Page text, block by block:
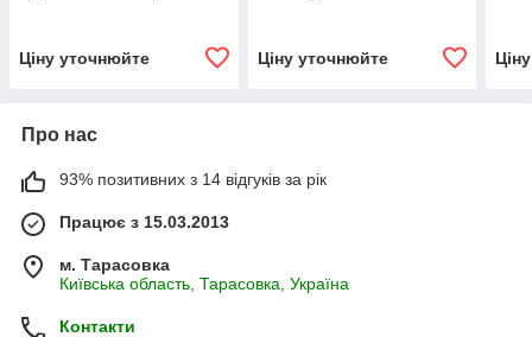
Ціну уточнюйте
Ціну уточнюйте
Про нас
93% позитивних з 14 відгуків за рік
Працює з 15.03.2013
м. Тарасовка
Київська область, Тарасовка, Україна
Контакти